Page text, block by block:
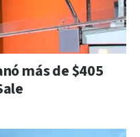
más de $405